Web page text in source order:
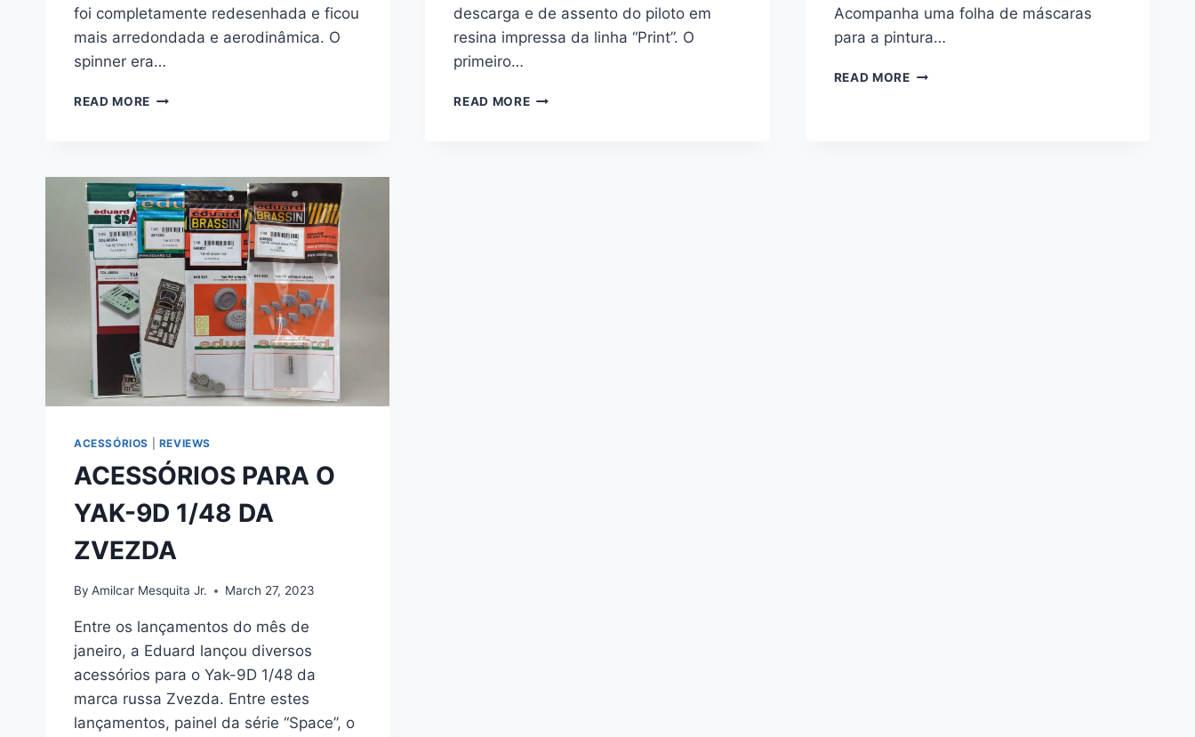
foi completamente redesenhada e ficou
mais arredondada e aerodinâmica. O
spinner era…
READ MORE BF
–
EDUARD
#
84188
descarga e de assento do piloto em
resina impressa da linha “Print”. O
primeiro…
READ MOREACESSÓRIOS
Acompanha uma folha de máscaras
para a pintura…
READ MOREACESSÓRIOS
ACESSÓRIOS REVIEWS
ACESSÓRIOS PARA O
YAK-9D 1/48 DA
ZVEZDA
By Amilcar Mesquita Jr. March 27, 2023
Entre os lançamentos do mês de
janeiro, a Eduard lançou diversos
acessórios para o Yak-9D 1/48 da
marca russa Zvezda. Entre estes
lançamentos, painel da série “Space”, o